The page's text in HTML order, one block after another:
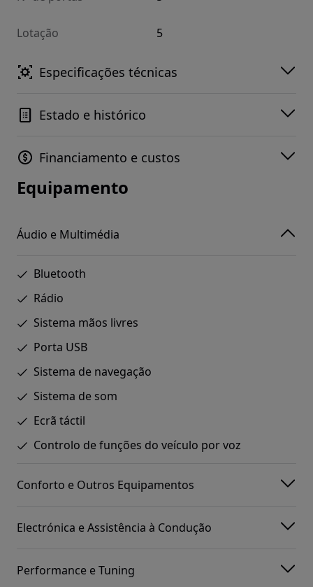
Lotação 5
Especificações técnicas
Estado e histórico
Financiamento e custos
Equipamento
Áudio e Multimédia
Bluetooth
Rádio
Sistema mãos livres
Porta USB
Sistema de navegação
Sistema de som
Ecrã táctil
Controlo de funções do veículo por voz
Conforto e Outros Equipamentos
Electrónica e Assistência à Condução
Performance e Tuning